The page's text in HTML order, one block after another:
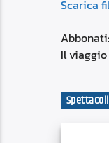
LINK
Scarica
Abbonati:
Il